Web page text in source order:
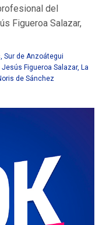
del
Figueroa Salazar,
, Sur de Anzoátegui
Jesús Figueroa Salazar, La
de Sánchez